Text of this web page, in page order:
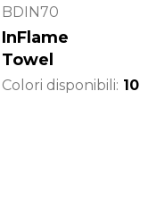
BDIN70
InFlame
Towel
Colori disponibili: 10